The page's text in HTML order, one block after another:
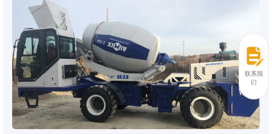
联系我
们